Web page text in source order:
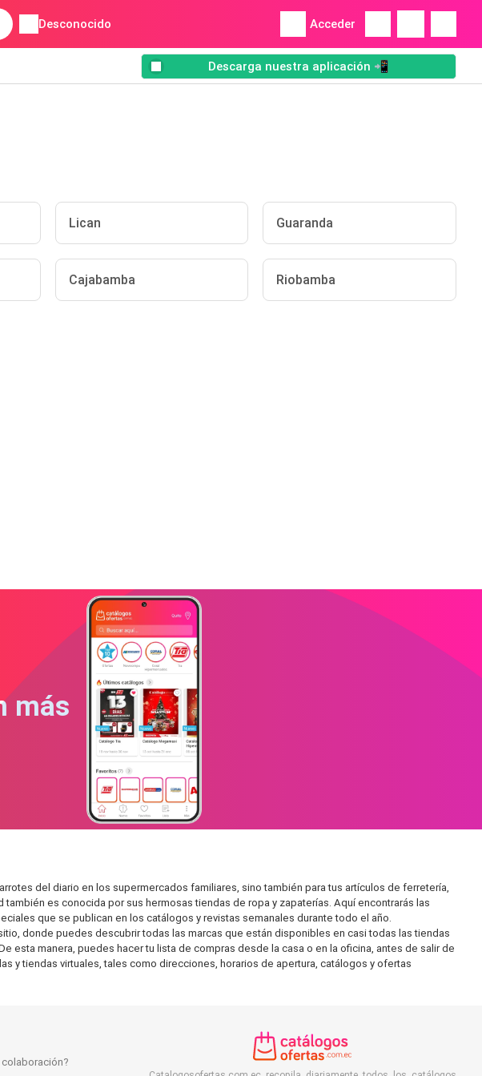
Desconocido Acceder
Descarga nuestra aplicación 📲
Lican Guaranda
Cajabamba Riobamba
más
del diario en los supermercados familiares, sino también para tus artículos de ferretería,
es conocida por sus hermosas tiendas de ropa y zapaterías. Aquí encontrarás las
que se publican en los catálogos y revistas semanales durante todo el año.
donde puedes descubrir todas las marcas que están disponibles en casi todas las tiendas
esta manera, puedes hacer tu lista de compras desde la casa o en la oficina, antes de salir de
y tiendas virtuales, tales como direcciones, horarios de apertura, catálogos y ofertas
colaboración?